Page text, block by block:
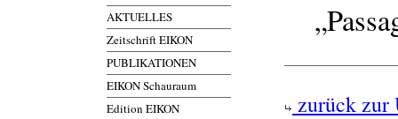
AKTUELLES
Zeitschrift EIKON
PUBLIKATIONEN
EIKON Schauraum
Edition EIKON
zurück zur